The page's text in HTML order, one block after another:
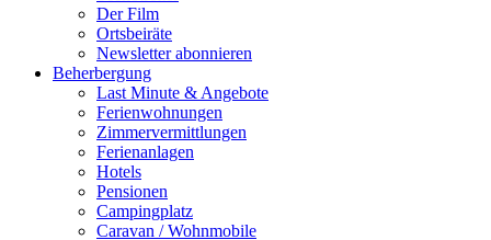
Der Film
Ortsbeiräte
Newsletter abonnieren
Beherbergung
Last Minute & Angebote
Ferienwohnungen
Zimmervermittlungen
Ferienanlagen
Hotels
Pensionen
Campingplatz
Caravan / Wohnmobile